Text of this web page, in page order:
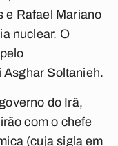
e Rafael Mariano
nuclear. O
Asghar Soltanieh.
do Irã,
com o chefe
(cuja sigla em